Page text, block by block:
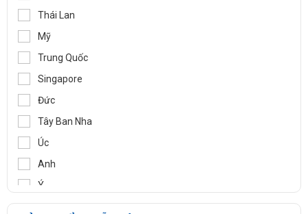
RITAG
GASSO
SAMYANG
TOZEN
PEKOS
VINVAL
AZBIL
BROADY
OCV
SIRCA
Thái Lan
Mỹ
Trung Quốc
Singapore
Đức
Tây Ban Nha
Úc
Anh
Ý
Pháp